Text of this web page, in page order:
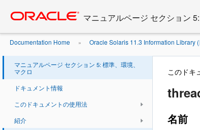
content
マニュアルページ セクション
Documentation Home » Oracle Solaris 11.3 Information Library
マニュアルページ セクション 5: 標準、環境、
マクロ
ドキュメント情報
このドキュメントの使用法
紹介
このドキ
名前